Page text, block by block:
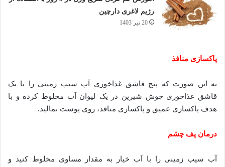
رژیم لاغری دارچین
20 تیر 1403
پاکسازی منافذ
به این صورت که پنج قاشق غذاخوری آب سیب زمینی را با یک
قاشق غذاخوری جوش شیرین در یک لیوان آب مخلوط کرده و با
هدف پاکسازی عمیق و پاکسازی منافذ، روی پوست بمالید.
درمان پف چشم
آب سیب زمینی را با آب خیار به مقدار مساوی مخلوط کنید و